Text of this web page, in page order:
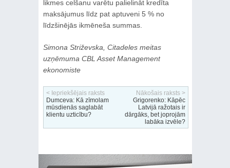
likmes celšanu varētu palielināt kredīta
maksājumus līdz pat aptuveni 5 % no
līdzšinējās ikmēneša summas.
Simona Striževska, Citadeles meitas
uzņēmuma CBL Asset Management
ekonomiste
< Iepriekšējais raksts
Dumceva: Kā zīmolam
mūsdienās saglabāt
klientu uzticību?
Nākošais raksts >
Grigorenko: Kāpēc
Latvijā ražotais ir
dārgāks, bet joprojām
labāka izvēle?